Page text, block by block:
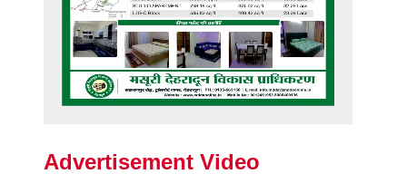
Advertisement Video